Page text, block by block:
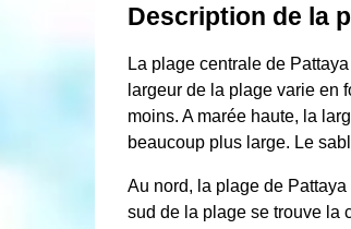
Description de la
La plage centrale de
largeur de la plage varie en
moins. A marée haute, la
beaucoup plus large. Le
Au nord, la plage de
sud de la plage se trouve la